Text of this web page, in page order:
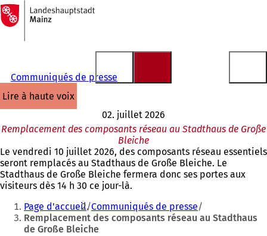
Accéder au contenu
Vers
la
page
d'accueil
Communiqués de presse
lire à haute voix
02. juillet 2026
Remplacement des composants réseau au Stadthaus de Große
Bleiche
Le vendredi 10 juillet 2026, des composants réseau essentiels
seront remplacés au Stadthaus de Große Bleiche. Le
Stadthaus de Große Bleiche fermera donc ses portes aux
visiteurs dès 14 h 30 ce jour-là.
Vous
êtes
Page d'accueil Communiqués de presse
Remplacement des composants réseau au Stadthaus
de Große Bleiche